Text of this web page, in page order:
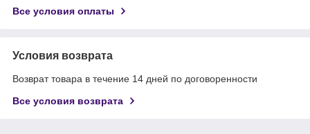
Все условия оплаты
Условия возврата
Возврат товара в течение 14 дней по договоренности
Все условия возврата